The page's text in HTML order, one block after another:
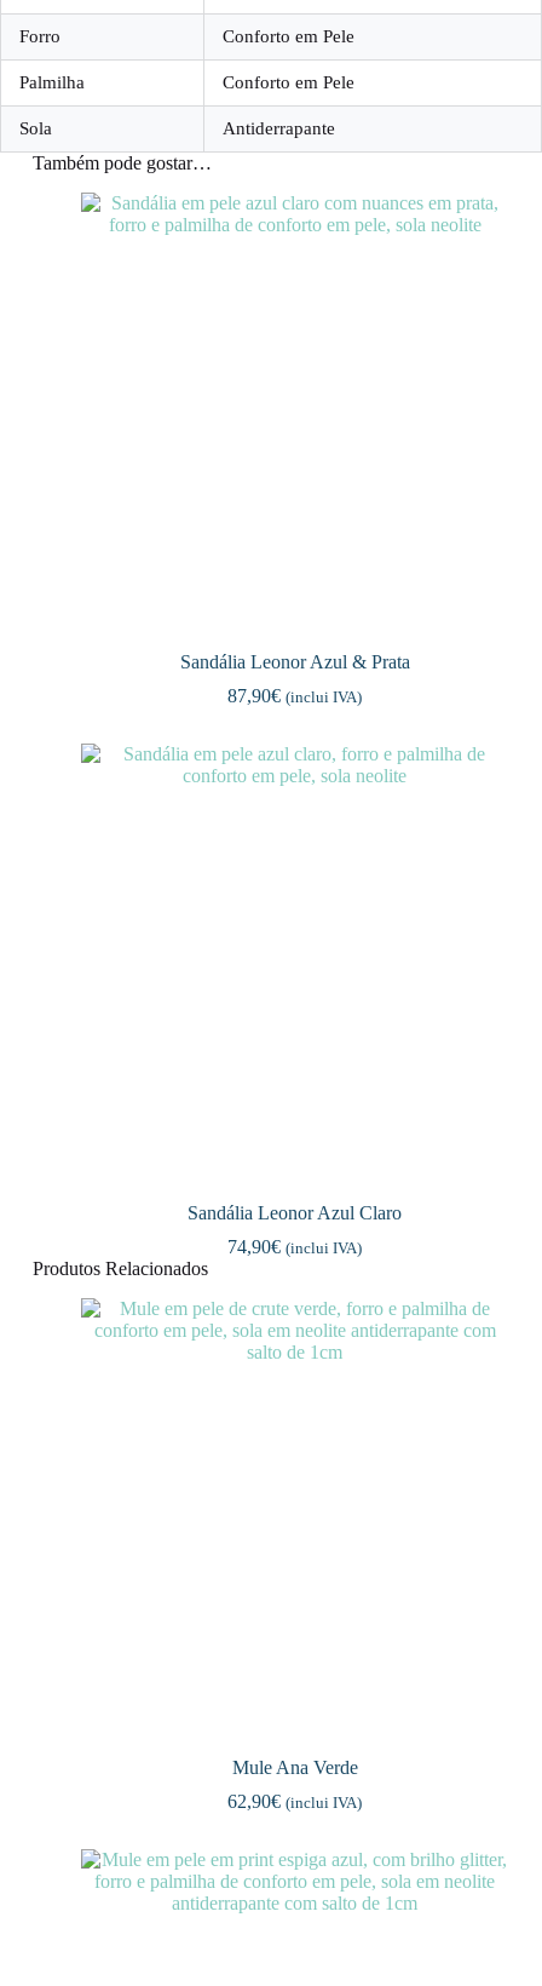
Forro Conforto em Pele
Palmilha Conforto em Pele
Sola Antiderrapante
Também pode gostar…
Sandália Leonor Azul & Prata
87,90€ (inclui IVA)
Sandália Leonor Azul Claro
74,90€ (inclui IVA)
Produtos Relacionados
Mule Ana Verde
62,90€ (inclui IVA)